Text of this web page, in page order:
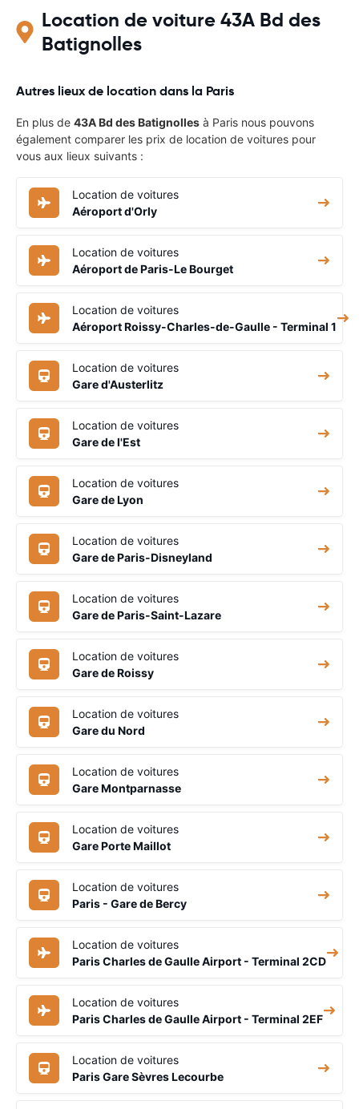
Location de voiture 43A Bd des
Batignolles
Autres lieux de location dans la Paris
En plus de 43A Bd des Batignolles à Paris nous pouvons
également comparer les prix de location de voitures pour
vous aux lieux suivants :
Location de voitures
Aéroport d'Orly
Location de voitures
Aéroport de Paris-Le Bourget
Location de voitures
Aéroport Roissy-Charles-de-Gaulle - Terminal 1
Location de voitures
Gare d'Austerlitz
Location de voitures
Gare de l'Est
Location de voitures
Gare de Lyon
Location de voitures
Gare de Paris-Disneyland
Location de voitures
Gare de Paris-Saint-Lazare
Location de voitures
Gare de Roissy
Location de voitures
Gare du Nord
Location de voitures
Gare Montparnasse
Location de voitures
Gare Porte Maillot
Location de voitures
Paris - Gare de Bercy
Location de voitures
Paris Charles de Gaulle Airport - Terminal 2CD
Location de voitures
Paris Charles de Gaulle Airport - Terminal 2EF
Location de voitures
Paris Gare Sèvres Lecourbe